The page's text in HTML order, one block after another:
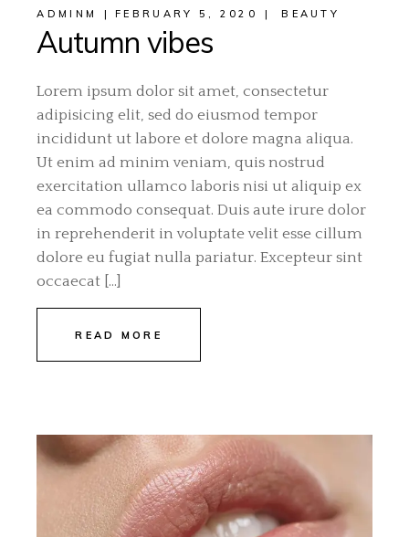
ADMINM FEBRUARY 5, 2020 BEAUTY
Autumn vibes
Lorem ipsum dolor sit amet, consectetur
adipisicing elit, sed do eiusmod tempor
incididunt ut labore et dolore magna aliqua.
Ut enim ad minim veniam, quis nostrud
exercitation ullamco laboris nisi ut aliquip ex
ea commodo consequat. Duis aute irure dolor
in reprehenderit in voluptate velit esse cillum
dolore eu fugiat nulla pariatur. Excepteur sint
occaecat […]
READ MORE